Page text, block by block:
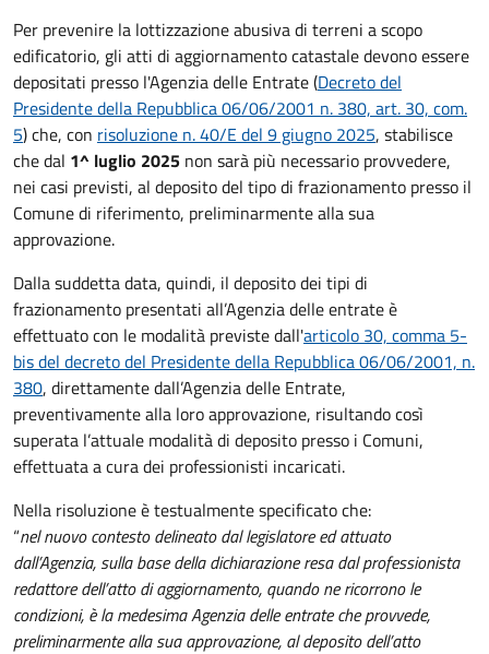
Per prevenire la lottizzazione abusiva di terreni a scopo
edificatorio, gli atti di aggiornamento catastale devono essere
depositati presso l'Agenzia delle Entrate (Decreto del
Presidente della Repubblica 06/06/2001 n. 380, art. 30, com.
5) che, con risoluzione n. 40/E del 9 giugno 2025, stabilisce
che dal 1^ luglio 2025 non sarà più necessario provvedere,
nei casi previsti, al deposito del tipo di frazionamento presso il
Comune di riferimento, preliminarmente alla sua
approvazione.
Dalla suddetta data, quindi, il deposito dei tipi di
frazionamento presentati all’Agenzia delle entrate è
effettuato con le modalità previste dall'articolo 30, comma 5-
bis del decreto del Presidente della Repubblica 06/06/2001, n.
380, direttamente dall’Agenzia delle Entrate,
preventivamente alla loro approvazione, risultando così
superata l’attuale modalità di deposito presso i Comuni,
effettuata a cura dei professionisti incaricati.
Nella risoluzione è testualmente specificato che:
“nel nuovo contesto delineato dal legislatore ed attuato
dall’Agenzia, sulla base della dichiarazione resa dal professionista
redattore dell’atto di aggiornamento, quando ne ricorrono le
condizioni, è la medesima Agenzia delle entrate che provvede,
preliminarmente alla sua approvazione, al deposito dell’atto